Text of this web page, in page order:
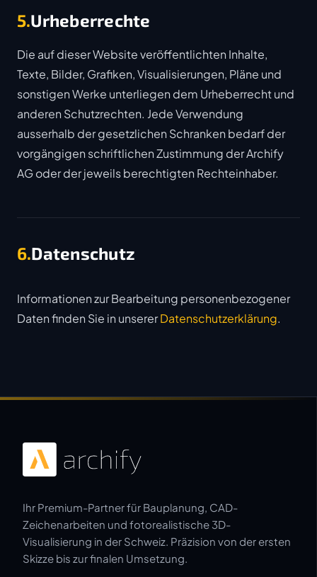
5.Urheberrechte
Die auf dieser Website veröffentlichten Inhalte,
Texte, Bilder, Grafiken, Visualisierungen, Pläne und
sonstigen Werke unterliegen dem Urheberrecht und
anderen Schutzrechten. Jede Verwendung
ausserhalb der gesetzlichen Schranken bedarf der
vorgängigen schriftlichen Zustimmung der Archify
AG oder der jeweils berechtigten Rechteinhaber.
6.Datenschutz
Informationen zur Bearbeitung personenbezogener
Daten finden Sie in unsererDatenschutzerklärung.
Ihr Premium-Partner für Bauplanung, CAD-
Zeichenarbeiten und fotorealistische 3D-
Visualisierung in der Schweiz. Präzision von der ersten
Skizze bis zur finalen Umsetzung.